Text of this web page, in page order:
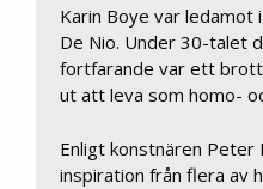
Karin Boye var
De Nio. Under 30-talet
fortfarande var ett
ut att leva som homo-
Enligt konstnären Peter
inspiration från flera av